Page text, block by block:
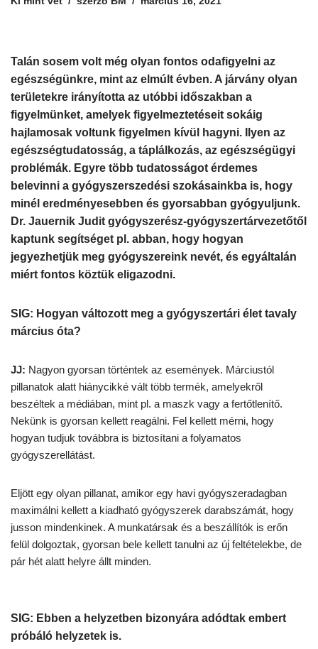
Talán sosem volt még olyan fontos odafigyelni az
egészségünkre, mint az elmúlt évben. A járvány olyan
területekre irányította az utóbbi időszakban a
figyelmünket, amelyek figyelmeztetéseit sokáig
hajlamosak voltunk figyelmen kívül hagyni. Ilyen az
egészségtudatosság, a táplálkozás, az egészségügyi
problémák. Egyre több tudatosságot érdemes
belevinni a gyógyszerszedési szokásainkba is, hogy
minél eredményesebben és gyorsabban gyógyuljunk.
Dr. Jauernik Judit gyógyszerész-gyógyszertárvezetőtől
kaptunk segítséget pl. abban, hogy hogyan
jegyezhetjük meg gyógyszereink nevét, és egyáltalán
miért fontos köztük eligazodni.
SIG: Hogyan változott meg a gyógyszertári élet tavaly
március óta?
JJ: Nagyon gyorsan történtek az események. Márciustól
pillanatok alatt hiánycikké vált több termék, amelyekről
beszéltek a médiában, mint pl. a maszk vagy a fertőtlenítő.
Nekünk is gyorsan kellett reagálni. Fel kellett mérni, hogy
hogyan tudjuk továbbra is biztosítani a folyamatos
gyógyszerellátást.
Eljött egy olyan pillanat, amikor egy havi gyógyszeradagban
maximálni kellett a kiadható gyógyszerek darabszámát, hogy
jusson mindenkinek. A munkatársak és a beszállítók is erőn
felül dolgoztak, gyorsan bele kellett tanulni az új feltételekbe, de
pár hét alatt helyre állt minden.
SIG: Ebben a helyzetben bizonyára adódtak embert
próbáló helyzetek is.